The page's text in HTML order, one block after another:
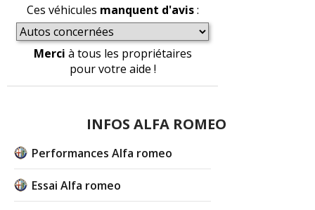
Ces véhicules manquent d'avis:
Merci à tous les propriétaires
pour votre aide !
INFOS ALFA ROMEO
Performances Alfa romeo
Essai Alfa romeo